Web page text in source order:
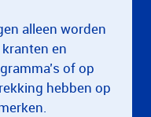
alleen worden
en
of op
hebben op